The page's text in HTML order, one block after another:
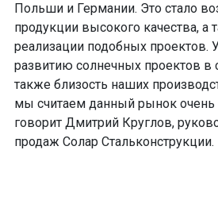
Польши и Германии. Это стало
продукции высокого качества, а
реализации подобных проектов.
развитию солнечных проектов в
также близость наших
мы считаем данный рынок
говорит Дмитрий Круглов,
продаж Солар Стальконструкции.